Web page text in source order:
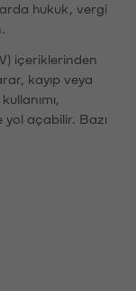
hukuk, vergi
içeriklerinden
kayıp veya
yol açabilir. Bazı